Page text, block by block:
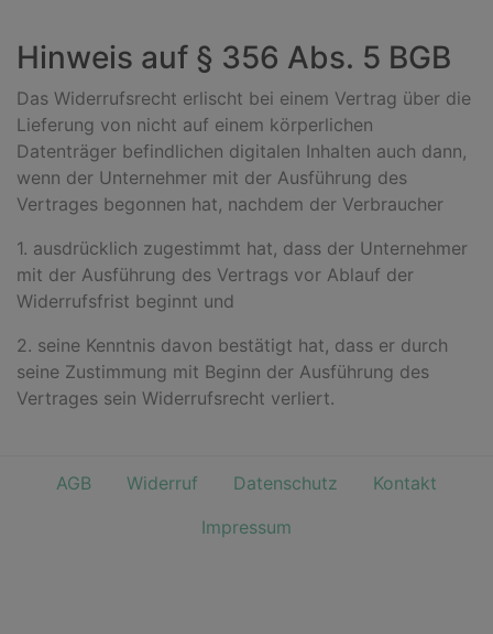
Hinweis auf § 356 Abs. 5 BGB
Das Widerrufsrecht erlischt bei einem Vertrag über die
Lieferung von nicht auf einem körperlichen
Datenträger befindlichen digitalen Inhalten auch dann,
wenn der Unternehmer mit der Ausführung des
Vertrages begonnen hat, nachdem der Verbraucher
1. ausdrücklich zugestimmt hat, dass der Unternehmer
mit der Ausführung des Vertrags vor Ablauf der
Widerrufsfrist beginnt und
2. seine Kenntnis davon bestätigt hat, dass er durch
seine Zustimmung mit Beginn der Ausführung des
Vertrages sein Widerrufsrecht verliert.
AGB Widerruf Datenschutz
Kontakt
Impressum